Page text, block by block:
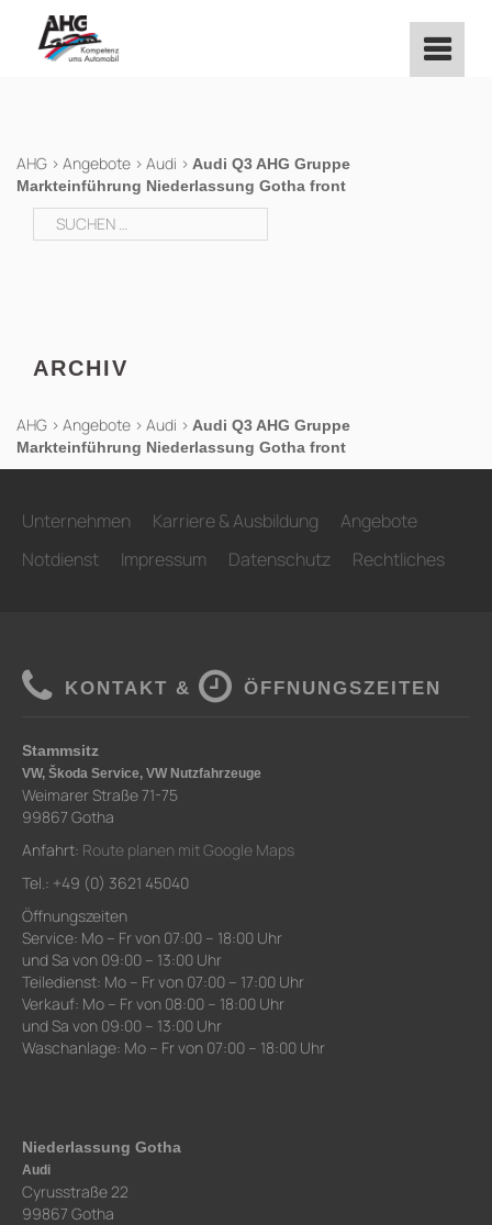
springen
AHG > Angebote > Audi > Audi Q3 AHG Gruppe
Markteinführung Niederlassung Gotha front
Suchen
nach:
ARCHIV
AHG > Angebote > Audi > Audi Q3 AHG Gruppe
Markteinführung Niederlassung Gotha front
Unternehmen Karriere & Ausbildung
Angebote
Notdienst
Impressum Datenschutz Rechtliches
KONTAKT & ÖFFNUNGSZEITEN
Stammsitz
VW, Škoda Service, VW Nutzfahrzeuge
Weimarer Straße 71-75
99867 Gotha
Anfahrt: Route planen mit Google Maps
Tel.: +49 (0) 3621 45040
Öffnungszeiten
Service: Mo – Fr von 07:00 – 18:00 Uhr
und Sa von 09:00 – 13:00 Uhr
Teiledienst: Mo – Fr von 07:00 – 17:00 Uhr
Verkauf: Mo – Fr von 08:00 – 18:00 Uhr
und Sa von 09:00 – 13:00 Uhr
Waschanlage: Mo – Fr von 07:00 – 18:00 Uhr
Niederlassung Gotha
Audi
Cyrusstraße 22
99867 Gotha